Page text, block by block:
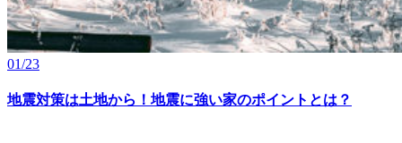
01/23
地震対策は土地から！地震に強い家のポイントとは？